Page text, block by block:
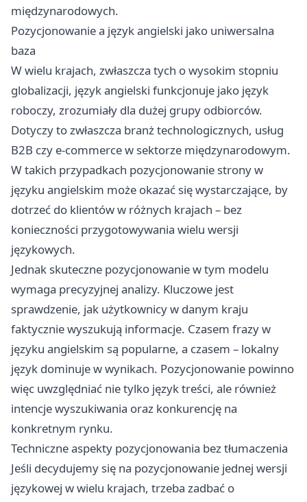
międzynarodowych.
Pozycjonowanie a język angielski jako uniwersalna
baza
W wielu krajach, zwłaszcza tych o wysokim stopniu
globalizacji, język angielski funkcjonuje jako język
roboczy, zrozumiały dla dużej grupy odbiorców.
Dotyczy to zwłaszcza branż technologicznych, usług
B2B czy e-commerce w sektorze międzynarodowym.
W takich przypadkach pozycjonowanie strony w
języku angielskim może okazać się wystarczające, by
dotrzeć do klientów w różnych krajach – bez
konieczności przygotowywania wielu wersji
językowych.
Jednak skuteczne pozycjonowanie w tym modelu
wymaga precyzyjnej analizy. Kluczowe jest
sprawdzenie, jak użytkownicy w danym kraju
faktycznie wyszukują informacje. Czasem frazy w
języku angielskim są popularne, a czasem – lokalny
język dominuje w wynikach. Pozycjonowanie powinno
więc uwzględniać nie tylko język treści, ale również
intencje wyszukiwania oraz konkurencję na
konkretnym rynku.
Techniczne aspekty pozycjonowania bez tłumaczenia
Jeśli decydujemy się na pozycjonowanie jednej wersji
językowej w wielu krajach, trzeba zadbać o